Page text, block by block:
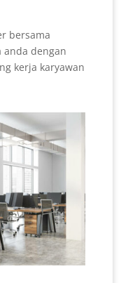
bersama
anda dengan
kerja karyawan